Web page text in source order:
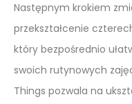
Następnym krokiem
przekształcenie
który bezpośrednio
swoich rutynowych
Things pozwala na